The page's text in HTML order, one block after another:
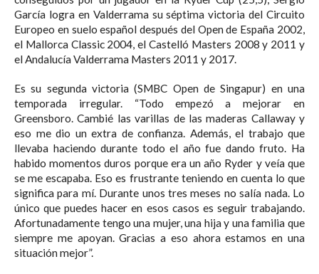
García logra en Valderrama su séptima victoria del Circuito
Europeo en suelo español después del Open de España 2002,
el Mallorca Classic 2004, el Castelló Masters 2008 y 2011 y
el Andalucía Valderrama Masters 2011 y 2017.
Es su segunda victoria (SMBC Open de Singapur) en una
temporada irregular. “Todo empezó a mejorar en
Greensboro. Cambié las varillas de las maderas Callaway y
eso me dio un extra de confianza. Además, el trabajo que
llevaba haciendo durante todo el año fue dando fruto. Ha
habido momentos duros porque era un año Ryder y veía que
se me escapaba. Eso es frustrante teniendo en cuenta lo que
significa para mí. Durante unos tres meses no salía nada. Lo
único que puedes hacer en esos casos es seguir trabajando.
Afortunadamente tengo una mujer, una hija y una familia que
siempre me apoyan. Gracias a eso ahora estamos en una
situación mejor”.